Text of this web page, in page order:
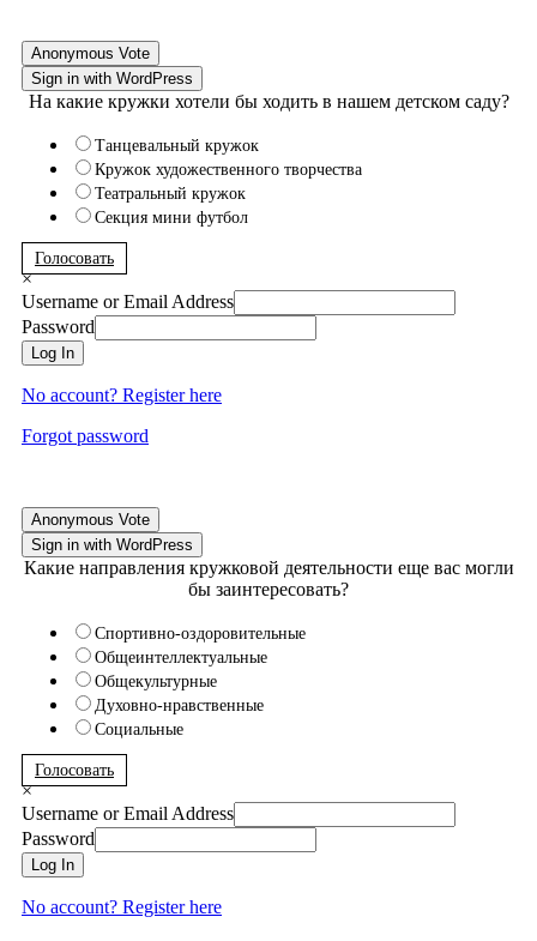
Anonymous Vote
Sign in with WordPress
На какие кружки хотели бы ходить в нашем детском саду?
Танцевальный кружок
Кружок художественного творчества
Театральный кружок
Секция мини футбол
Голосовать
×
Username or Email Address
Password
Log In
No account? Register here
Forgot password
Anonymous Vote
Sign in with WordPress
Какие направления кружковой деятельности еще вас могли
бы заинтересовать?
Спортивно-оздоровительные
Общеинтеллектуальные
Общекультурные
Духовно-нравственные
Социальные
Голосовать
×
Username or Email Address
Password
Log In
No account? Register here